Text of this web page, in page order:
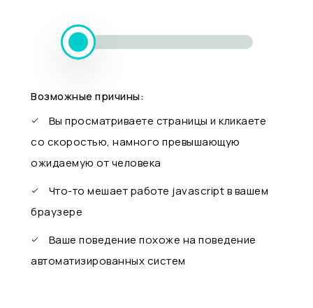
Возможные причины:
Вы просматриваете страницы и кликаете
со скоростью, намного превышающую
ожидаемую от человека
Что-то мешает работе javascript в вашем
браузере
Ваше поведение похоже на поведение
автоматизированных систем